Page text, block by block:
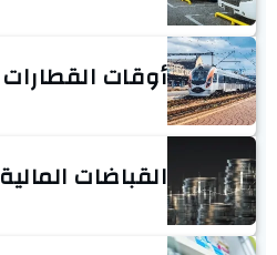
أوقات القطارات
القباضات المالية